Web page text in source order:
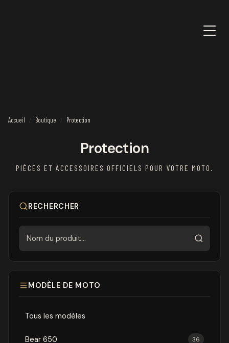
Accueil / Boutique / Protection
Protection
PIÈCES ET ACCESSOIRES OFFICIELS POUR VOTRE MOTO.
RECHERCHER
MODÈLE DE MOTO
Tous les modèles
Bear 650 36